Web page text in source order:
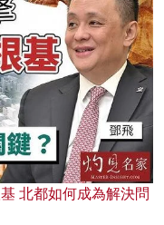
北都如何成為解決問